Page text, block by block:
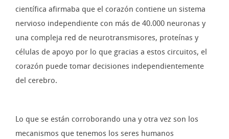
científica afirmaba que el corazón contiene un sistema
nervioso independiente con más de 40.000 neuronas y
una compleja red de neurotransmisores, proteínas y
células de apoyo por lo que gracias a estos circuitos, el
corazón puede tomar decisiones independientemente
del cerebro.
Lo que se están corroborando una y otra vez son los
mecanismos que tenemos los seres humanos